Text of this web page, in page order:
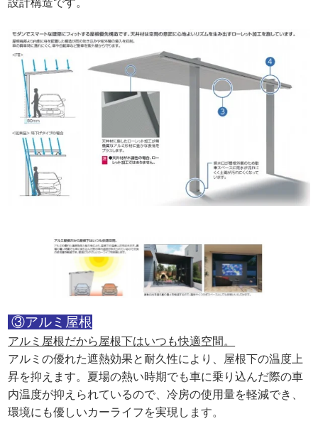
設計構造です。
③アルミ屋根
アルミ屋根だから屋根下はいつも快適空間。
アルミの優れた遮熱効果と耐久性により、屋根下の温度上
昇を抑えます。夏場の熱い時期でも車に乗り込んだ際の車
内温度が抑えられているので、冷房の使用量を軽減でき、
環境にも優しいカーライフを実現します。